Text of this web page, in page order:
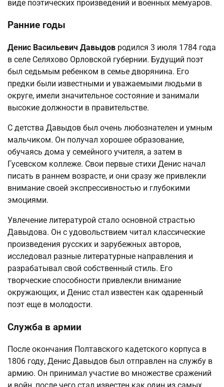
виде поэтических произведений и военных мемуаров.
Ранние годы
Денис Васильевич Давыдов родился 3 июля 1784 года
в селе Селяхово Орловской губернии. Будущий поэт
был седьмым ребенком в семье дворянина. Его
предки были известными и уважаемыми людьми в
округе, имели значительное состояние и занимали
высокие должности в правительстве.
С детства Давыдов был очень любознателен и умным
мальчиком. Он получал хорошее образование,
обучаясь дома у семейного учителя, а затем в
Гусевском коллеже. Свои первые стихи Денис начал
писать в раннем возрасте, и они сразу же привлекли
внимание своей экспрессивностью и глубокими
эмоциями.
Увлечение литературой стало основной страстью
Давыдова. Он с удовольствием читал классические
произведения русских и зарубежных авторов,
исследовал разные литературные направления и
разрабатывал свой собственный стиль. Его
творческие способности привлекли внимание
окружающих, и Денис стал известен как одаренный
поэт еще в молодости.
Служба в армии
После окончания Полтавского кадетского корпуса в
1806 году, Денис Давыдов был отправлен на службу в
армию. Он принимал участие во множестве сражений